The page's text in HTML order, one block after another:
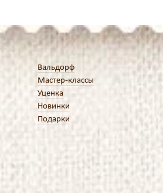
Вальдорф
Мастер-классы
Уценка
Новинки
Подарки